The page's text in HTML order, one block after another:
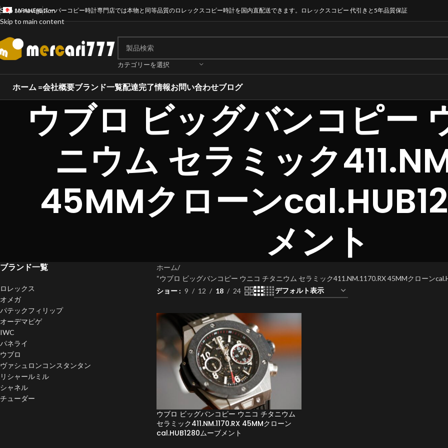
Skip to navigation
Skip to main content
JAPANESEスーパーコピー時計専門店では本物と同等品質のロレックスコピー時計を国内直配送できます。ロレックスコピー 代引きと5年品質保証
カテゴリーを選択
ホーム =会社概要ブランド一覧配達完了情報お問い合わせブログ
ウブロ ビッグバンコピー
ニウム セラミック
45MMクローン
メント
ブランド一覧
ロレックス
オメガ
パテックフィリップ
オーデマピゲ
IWC
パネライ
ウブロ
ヴァシュロンコンスタンタン
リシャールミル
シャネル
チューダー
ホーム
“ウブロ ビッグバンコピー ウニコ チタニウム セラミック411.NM.1170.RX 45MMクローン
ショー
9 12 18 24
ウブロ ビッグバンコピー ウニコ チタニウム
セラミック411.NM.1170.RX 45MMクローン
cal.HUB1280ムーブメント